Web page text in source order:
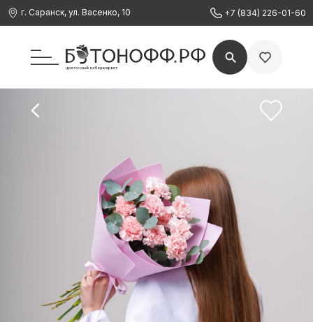
г. Саранск, ул. Васенко, 10 +7 (834) 226-01-60